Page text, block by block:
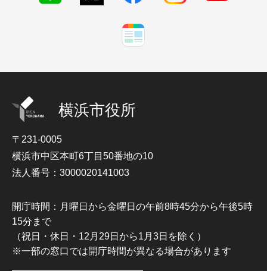
横浜市役所
〒231-0005
横浜市中区本町6丁目50番地の10
法人番号：3000020141003
開庁時間：月曜日から金曜日の午前8時45分から午後5時
15分まで
（祝日・休日・12月29日から1月3日を除く）
※一部の窓口では開庁時間が異なる場合があります